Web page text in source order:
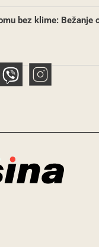
bez klime: Bežanje